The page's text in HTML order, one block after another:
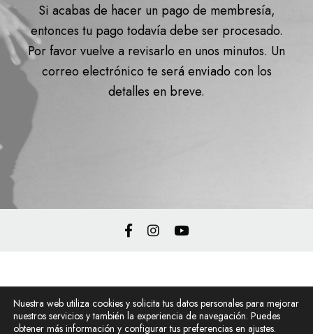
Si acabas de hacer un pago de membresía,
entonces tu pago todavía debe ser procesado.
Por favor vuelve a revisarlo en unos minutos. Un
correo electrónico te será enviado con los
detalles en breve.
Política de cookies
Nuestra web utiliza cookies y solicita tus datos personales para mejorar
nuestros servicios y también la experiencia de navegación. Puedes
obtener más información y configurar tus preferencias en ajustes.